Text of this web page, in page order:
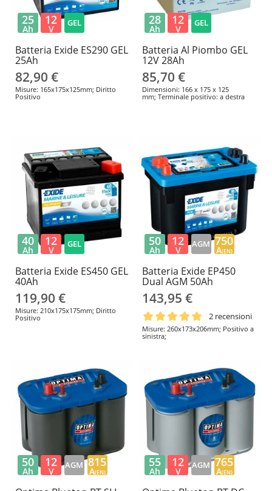
Batteria Exide ES290 GEL
25Ah
82,90 €
Misure: 165x175x125mm; Diritto
Positivo
25
Ah
12
V
GEL
Batteria Al Piombo GEL
12V 28Ah
85,70 €
Dimensioni: 166 x 175 x 125
mm; Terminale positivo: a destra
28
Ah
12
V
GEL
Batteria Exide ES450 GEL
40Ah
119,90 €
Misure: 210x175x175mm; Diritto
Positivo
40
Ah
12
V
GEL
Batteria Exide EP450
Dual AGM 50Ah
143,95 €
2 recensioni
Misure: 260x173x206mm; Positivo a
sinistra;
50
Ah
12
V
AGM 750
A(EN)
50
Ah
12
V
AGM 815
A(EN)
55
Ah
12
V
AGM 765
A(EN)